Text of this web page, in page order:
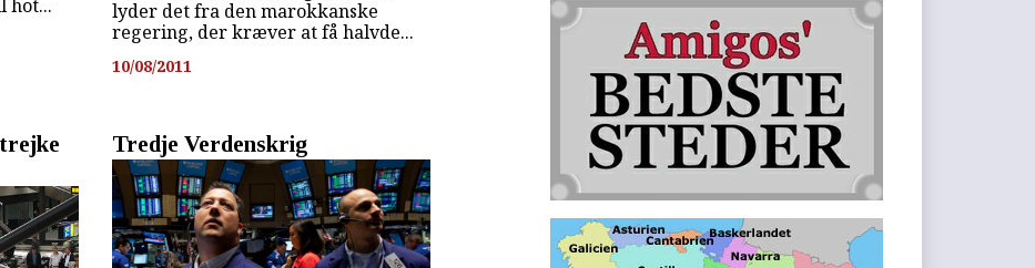
hot...
lyder det fra den marokkanske
regering, der kræver at få halvde...
10/08/2011
Tredje Verdenskrig